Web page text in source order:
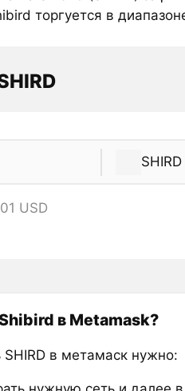
торгуется в
SHIRD
USD
в Metamask?
в метамаск нужно: